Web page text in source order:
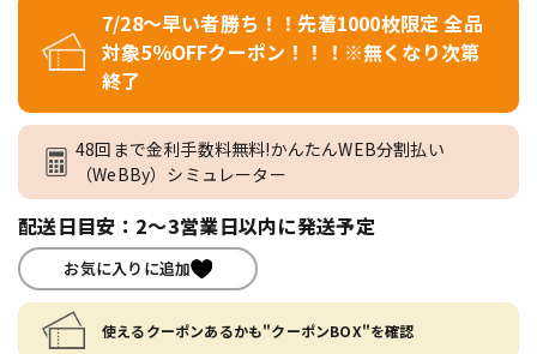
7/28～早い者勝ち！！先着1000枚限定 全品
対象5％OFFクーポン！！！※無くなり次第
終了
48回まで金利手数料無料!かんたんWEB分割払い
（WeBBy）シミュレーター
配送日目安：2～3営業日以内に発送予定
お気に入りに追加
使えるクーポンあるかも"クーポンBOX"を確認